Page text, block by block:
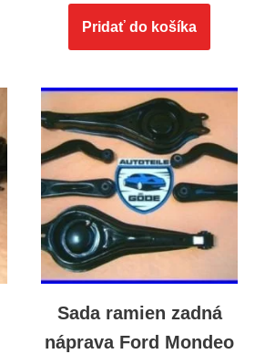
Pridať do košíka
Sada ramien zadná
náprava Ford Mondeo